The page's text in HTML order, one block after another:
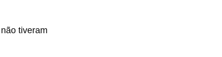
tiveram